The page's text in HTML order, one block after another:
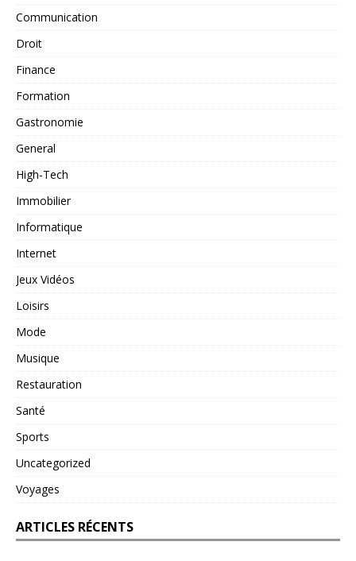
Communication
Droit
Finance
Formation
Gastronomie
General
High-Tech
Immobilier
Informatique
Internet
Jeux Vidéos
Loisirs
Mode
Musique
Restauration
Santé
Sports
Uncategorized
Voyages
ARTICLES RÉCENTS